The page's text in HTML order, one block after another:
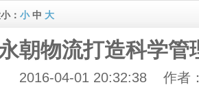
： 小中 大
朝物流打造科学管
2016-04-01 20:32:38 作者